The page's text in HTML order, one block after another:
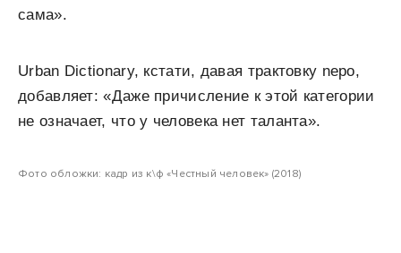
сама».
Urban Dictionary, кстати, давая трактовку nepo,
добавляет: «Даже причисление к этой категории
не означает, что у человека нет таланта».
Фото обложки: кадр из к\ф «Честный человек» (2018)